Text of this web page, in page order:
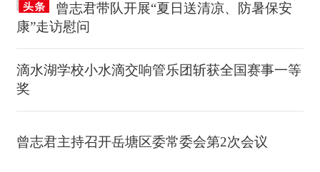
曾志君带队开展“夏日送清凉、防暑保安
康”走访慰问
滴水湖学校小水滴交响管乐团斩获全国赛事一等
奖
曾志君主持召开岳塘区委常委会第2次会议